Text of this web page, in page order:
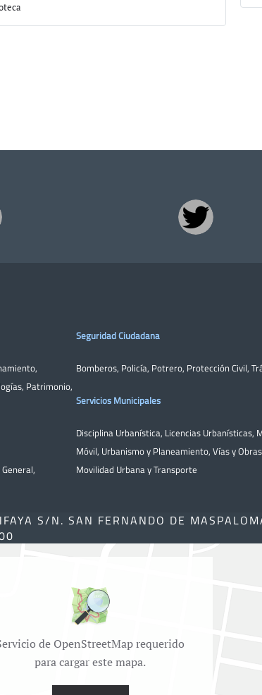
,
, Patrimonio,
,
Seguridad Ciudadana
Bomberos, Policía, Potrero, Protección Civil,
Servicios Municipales
Disciplina Urbanística, Licencias Urbanísticas,
Móvil, Urbanismo y Planeamiento, Vías y Obras
Movilidad Urbana y Transporte
S/N. SAN FERNANDO DE
de OpenStreetMap requerido
para cargar este mapa.